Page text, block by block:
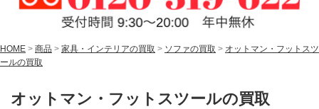
HOME > 商品 > 家具・インテリアの買取 > ソファの買取 > オットマン・フットスツ
ールの買取
オットマン・フットスツールの買取